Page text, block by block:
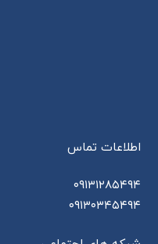
اطلاعات تماس
۰۹۱۳۱۲۸۵۴۹۴
۰۹۱۳۰۳۴۵۴۹۴